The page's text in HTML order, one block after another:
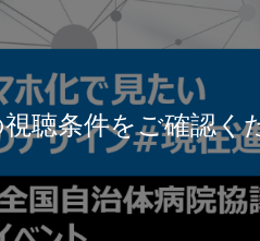
聴条件をご確認く